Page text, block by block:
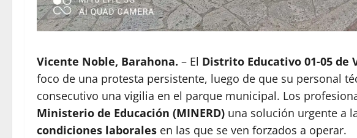
Vicente Noble, Barahona. – El Distrito Educativo 01-05 de
foco de una protesta persistente, luego de que su personal
consecutivo una vigilia en el parque municipal. Los
Ministerio de Educación (MINERD) una solución urgente a
condiciones laborales en las que se ven forzados a operar.